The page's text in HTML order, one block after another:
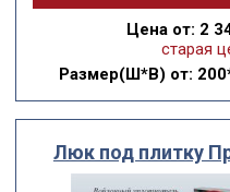
Цена от: 2
старая
Размер(Ш*В) от:
Люк под плитку